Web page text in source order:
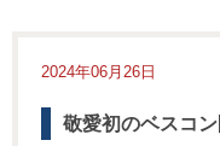
2024年06月26日
敬愛初のベスコ